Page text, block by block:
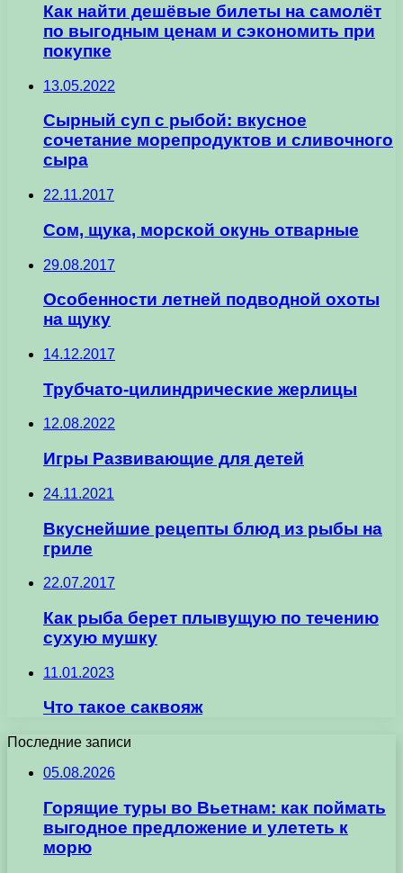
Как найти дешёвые билеты на самолёт
по выгодным ценам и сэкономить при
покупке
13.05.2022
Сырный суп с рыбой: вкусное
сочетание морепродуктов и сливочного
сыра
22.11.2017
Сом, щука, морской окунь отварные
29.08.2017
Особенности летней подводной охоты
на щуку
14.12.2017
Трубчато-цилиндрические жерлицы
12.08.2022
Игры Развивающие для детей
24.11.2021
Вкуснейшие рецепты блюд из рыбы на
гриле
22.07.2017
Как рыба берет плывущую по течению
сухую мушку
11.01.2023
Что такое саквояж
Последние записи
05.08.2026
Горящие туры во Вьетнам: как поймать
выгодное предложение и улететь к
морю